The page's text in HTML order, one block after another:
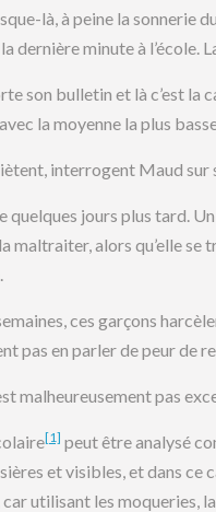
là, à peine la sonnerie
dernière minute à l’école.
son bulletin et là c’est la
la moyenne la plus
interrogent Maud
quelques jours plus tard.
maltraiter, alors qu’elle
ces garçons
pas en parler de peur de
malheureusement pas
[1] peut être analysé
et visibles, et dans ce
utilisant les moqueries,